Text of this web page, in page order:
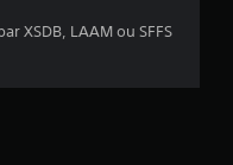
a
l
XSDB, LAAM ou SFFS